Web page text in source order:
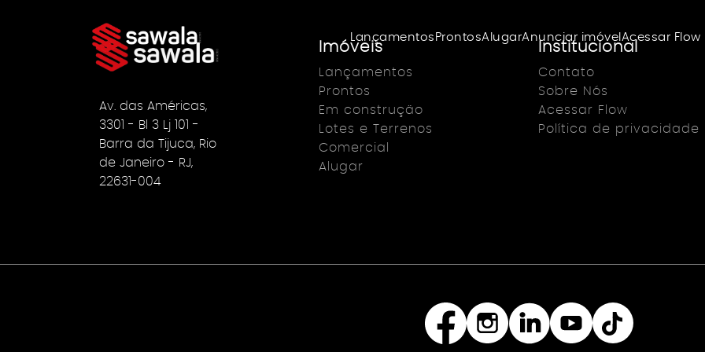
Lançamentos ProntosAlugarAnunciar imóvel Acessar Flow
Av. das Américas,
3301 - Bl 3 Lj 101 -
Barra da Tijuca, Rio
de Janeiro - RJ,
22631-004
Imóveis
Lançamentos
Prontos
Em construção
Lotes e Terrenos
Comercial
Alugar
Institucional
Contato
Sobre Nós
Acessar Flow
Política de privacidade